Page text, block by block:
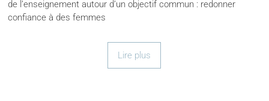
de l’enseignement autour d’un objectif commun : redonner
confiance à des femmes
Lire plus